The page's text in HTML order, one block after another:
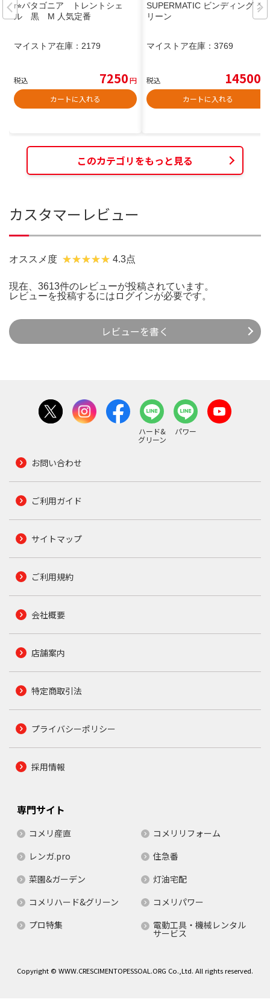
r⭐︎パタゴニア トレントシェ
ル 黒 M 人気定番
マイストア在庫： 2179
税込 7250円
カートに入れる
SUPERMATIC ビンディング グ
リーン
マイストア在庫： 3769
税込 14500
カートに入れる
このカテゴリをもっと見る
カスタマーレビュー
オススメ度 4.3点
現在、3613件のレビューが投稿されています。
レビューを投稿するには ログインが必要です。
レビューを書く
ハード&
グリーン
パワー
お問い合わせ
ご利用ガイド
サイトマップ
ご利用規約
会社概要
店舗案内
特定商取引法
プライバシーポリシー
採用情報
専門サイト
コメリ産直
コメリリフォーム
レンガ.pro
住急番
菜園&ガーデン
灯油宅配
コメリハード&グリーン
コメリパワー
プロ特集
電動工具・機械レンタル
サービス
Copyright © WWW.CRESCIMENTOPESSOAL.ORG Co.,Ltd. All rights reserved.